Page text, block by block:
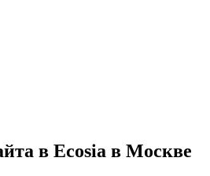
в Ecosia в Москве